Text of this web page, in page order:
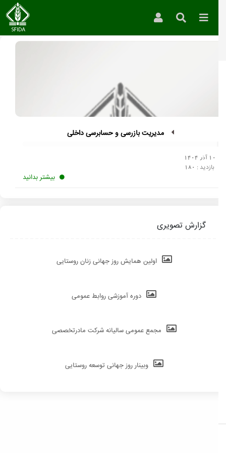
»مدیریت بازرسی و حسابرسی داخلی
مدیریت بازرسی و حسابرسی داخلی
بازدید :180
بیشتر بدانید
گزارش تصویری
اولین همایش روز جهانی زنان روستایی
دوره آموزشی روابط عمومی
مجمع عمومی سالیانه شرکت مادرتخصصی
وبینار روز جهانی توسعه روستایی